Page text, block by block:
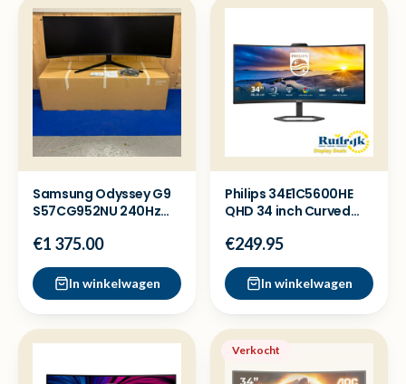
Samsung Odyssey G9
S57CG952NU 240Hz
monitor
€1 375.00
In winkelwagen
Philips 34E1C5600HE
QHD 34 inch Curved
C
€249.95
In winkelwagen
Verkocht